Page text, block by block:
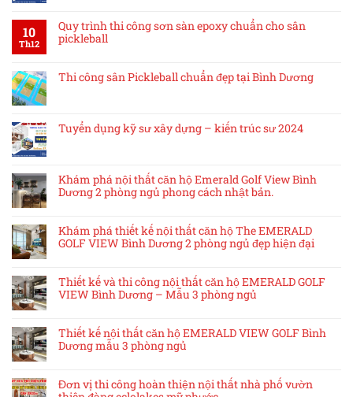
10
Th12
Quy trình thi công sơn sàn epoxy chuẩn cho sân
pickleball
Thi công sân Pickleball chuẩn đẹp tại Bình Dương
Tuyển dụng kỹ sư xây dựng – kiến trúc sư 2024
Khám phá nội thất căn hộ Emerald Golf View Bình
Dương 2 phòng ngủ phong cách nhật bản.
Khám phá thiết kế nội thất căn hộ The EMERALD
GOLF VIEW Bình Dương 2 phòng ngủ đẹp hiện đại
Thiết kế và thi công nội thất căn hộ EMERALD GOLF
VIEW Bình Dương – Mẫu 3 phòng ngủ
Thiết kế nội thất căn hộ EMERALD VIEW GOLF Bình
Dương mẫu 3 phòng ngủ
Đơn vị thi công hoàn thiện nội thất nhà phố vườn